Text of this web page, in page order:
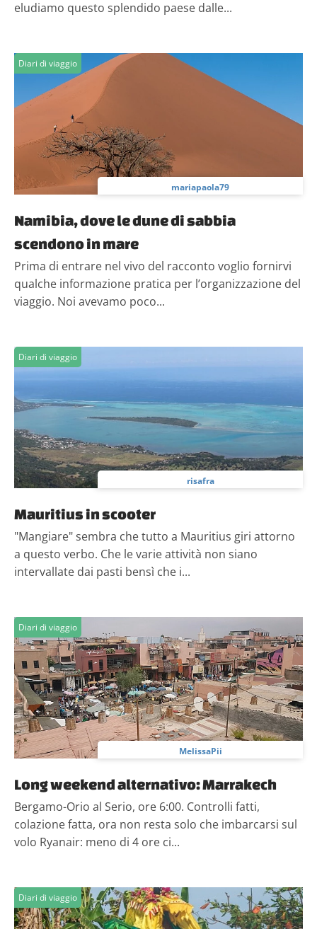
eludiamo questo splendido paese dalle...
Diari di viaggio
mariapaola79
Namibia, dove le dune di sabbia
scendono in mare
Prima di entrare nel vivo del racconto voglio fornirvi
qualche informazione pratica per l’organizzazione del
viaggio. Noi avevamo poco...
Diari di viaggio
risafra
Mauritius in scooter
"Mangiare" sembra che tutto a Mauritius giri attorno
a questo verbo. Che le varie attività non siano
intervallate dai pasti bensì che i...
Diari di viaggio
MelissaPii
Long weekend alternativo: Marrakech
Bergamo-Orio al Serio, ore 6:00. Controlli fatti,
colazione fatta, ora non resta solo che imbarcarsi sul
volo Ryanair: meno di 4 ore ci...
Diari di viaggio